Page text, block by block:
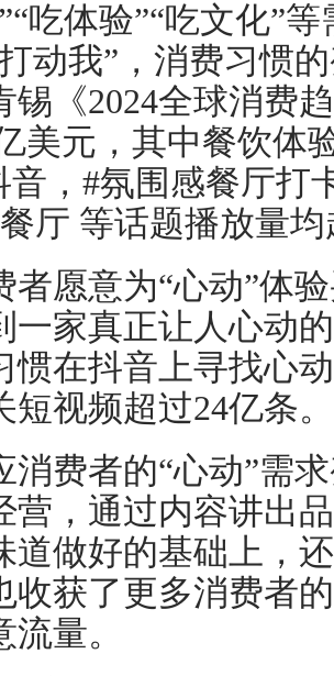
吃体验”“吃文化”
动我”，消费习惯
锡《2024全球消费
美元，其中餐饮体
音，#氛围感餐厅打
厅 等话题播放量均
意为“心动”体验
一家真正让人心动
惯在抖音上寻找心
短视频超过24亿条。
者的“心动”需求
营，通过内容讲出
道做好的基础上，
收获了更多消费者
量。